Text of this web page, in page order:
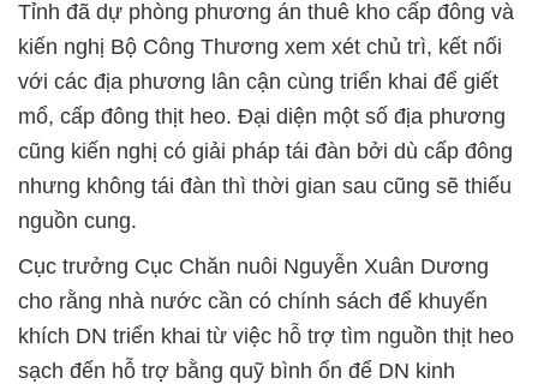
Tỉnh đã dự phòng phương án thuê kho cấp đông và
kiến nghị Bộ Công Thương xem xét chủ trì, kết nối
với các địa phương lân cận cùng triển khai để giết
mổ, cấp đông thịt heo. Đại diện một số địa phương
cũng kiến nghị có giải pháp tái đàn bởi dù cấp đông
nhưng không tái đàn thì thời gian sau cũng sẽ thiếu
nguồn cung.
Cục trưởng Cục Chăn nuôi Nguyễn Xuân Dương
cho rằng nhà nước cần có chính sách để khuyến
khích DN triển khai từ việc hỗ trợ tìm nguồn thịt heo
sạch đến hỗ trợ bằng quỹ bình ổn để DN kinh